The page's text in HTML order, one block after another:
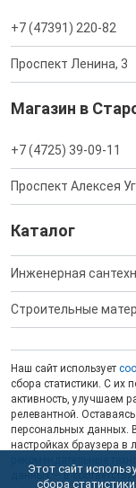
+7 (47391) 220-82
Проспект Ленина, 3
Магазин в
+7 (4725) 39-09-11
Проспект Алексея
Каталог
Инженерная
Строительные
Наш сайт использует
сбора статистики. С
активность, улучшаем
релевантной.
персональных данных.
настройках браузера в
данных — в
Этот сайт
сбора